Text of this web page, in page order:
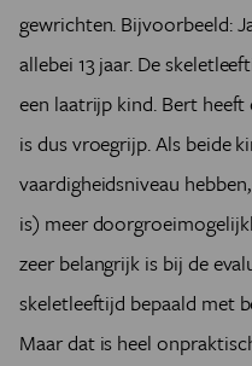
gewrichten. Bijvoorbeeld:
allebei 13 jaar. De
een laatrijp kind. Bert heeft
is dus vroegrijp. Als beide
vaardigheidsniveau
is) meer
zeer belangrijk is bij de
skeletleeftijd bepaald met
Maar dat is heel